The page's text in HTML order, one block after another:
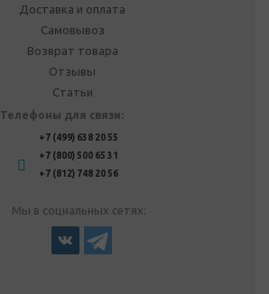
Доставка и оплата
Самовывоз
Возврат товара
Отзывы
Статьи
Телефоны для связи:
+7 (499) 638 20 55
+7 (800) 500 65 31
+7 (812) 748 20 56
Мы в социальных сетях: